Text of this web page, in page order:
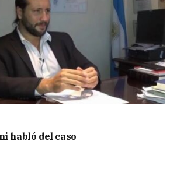
habló del caso